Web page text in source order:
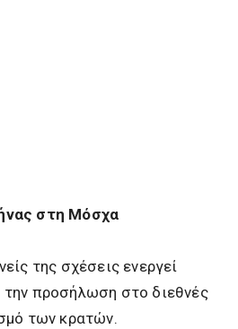
στη Μόσχα
της σχέσεις ενεργεί
προσήλωση στο διεθνές
των κρατών.